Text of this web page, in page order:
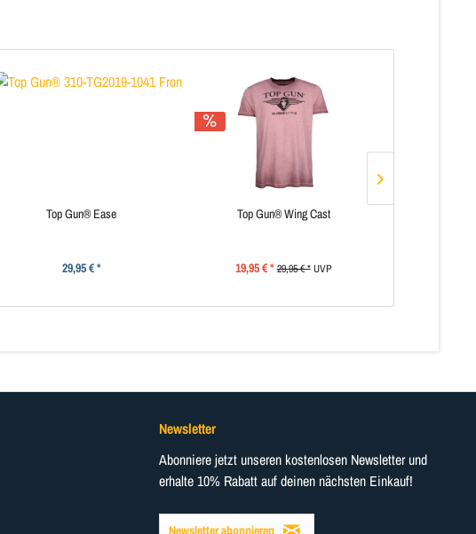
Top Gun® Ease
29,95 € *
Top Gun® Wing Cast
19,95 € * 29,95 € *UVP
Newsletter
Abonniere jetzt unseren kostenlosen Newsletter und
erhalte 10% Rabatt auf deinen nächsten Einkauf!
Newsletter abonnieren